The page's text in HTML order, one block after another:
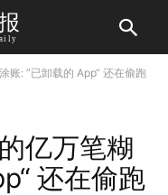
账: ”已卸载的 App“ 还在偷跑
亿万笔糊
还在偷跑